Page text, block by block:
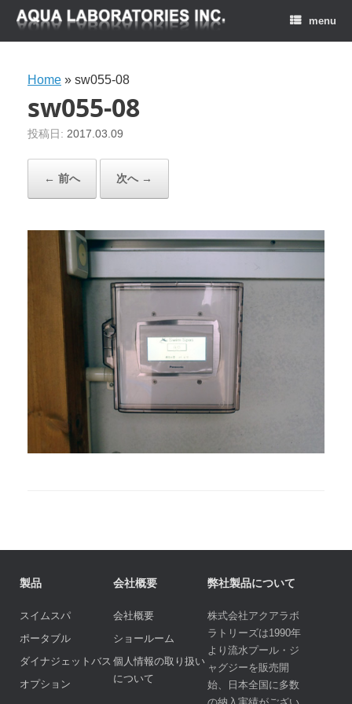
menu
Home » sw055-08
sw055-08
投稿日: 2017.03.09
← 前へ 次へ →
製品
スイムスパ
ポータブル
ダイナジェットバス
オプション
会社概要
会社概要
ショールーム
個人情報の取り扱い
について
弊社製品について
株式会社アクアラボ
ラトリーズは1990年
より流水プール・ジ
ャグジーを販売開
始、日本全国に多数
の納入実績がござい